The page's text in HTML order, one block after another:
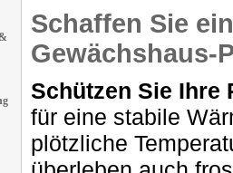
Schaffen Sie
Gewächshaus-
Schützen Sie Ihre
für eine stabile
plötzliche